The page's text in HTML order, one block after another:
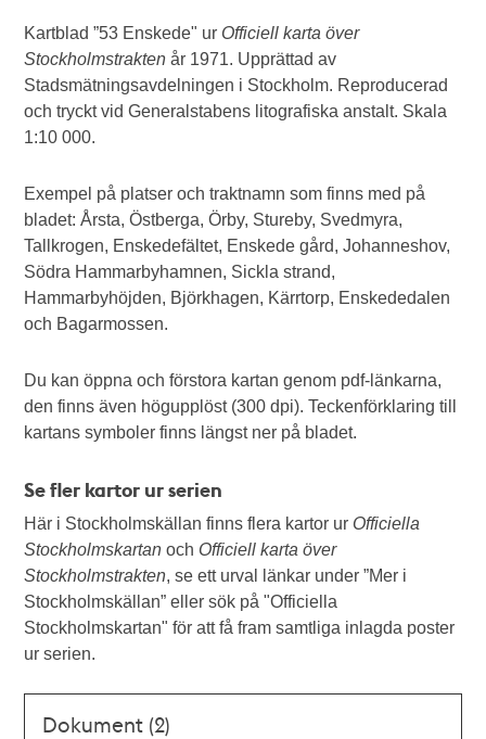
Kartblad ”53 Enskede" ur Officiell karta över
Stockholmstraktenår 1971. Upprättad av
Stadsmätningsavdelningen i Stockholm. Reproducerad
och tryckt vid Generalstabens litografiska anstalt. Skala
1:10 000.
Exempel på platser och traktnamn som finns med på
bladet: Årsta, Östberga, Örby, Stureby, Svedmyra,
Tallkrogen, Enskedefältet, Enskede gård, Johanneshov,
Södra Hammarbyhamnen, Sickla strand,
Hammarbyhöjden, Björkhagen, Kärrtorp, Enskededalen
och Bagarmossen.
Du kan öppna och förstora kartan genom pdf-länkarna,
den finns även högupplöst (300 dpi). Teckenförklaring till
kartans symboler finns längst ner på bladet.
Se fler kartor ur serien
Här i Stockholmskällan finns flera kartor ur Officiella
Stockholmskartan och Officiell karta över
Stockholmstrakten, se ett urval länkar under ”Mer i
Stockholmskällan” eller sök på "Officiella
Stockholmskartan" för att få fram samtliga inlagda poster
ur serien.
Dokument (2)